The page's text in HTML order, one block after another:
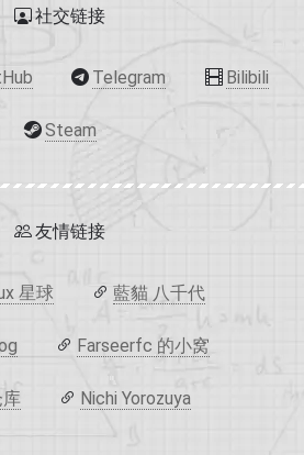
社交链接
Telegram Bilibili
Steam
友情链接
星球 藍貓 八千代
Farseerfc 的小窝
Nichi Yorozuya